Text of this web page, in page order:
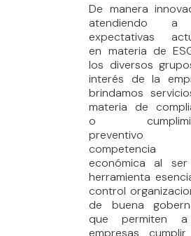
De manera
atendiendo a
expectativas
en materia de
los diversos
interés de la
brindamos
materia de
o
preventivo
competencia
económica al
herramienta
control
de buena
que permiten
empresas